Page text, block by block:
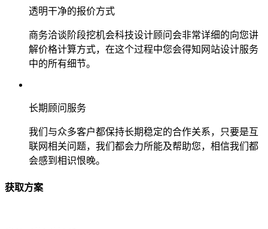
透明干净的报价方式
商务洽谈阶段挖机会科技设计顾问会非常详细的向您讲
解价格计算方式，在这个过程中您会得知网站设计服务
中的所有细节。
长期顾问服务
我们与众多客户都保持长期稳定的合作关系，只要是互
联网相关问题，我们都会力所能及帮助您，相信我们都
会感到相识恨晚。
获取方案